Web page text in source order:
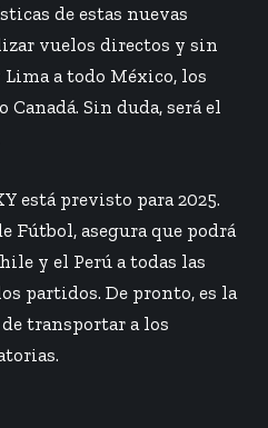
de estas nuevas
vuelos directos y sin
Lima a todo México, los
Sin duda, será el
está previsto para 2025.
Fútbol, asegura que podrá
y el Perú a todas las
partidos. De pronto, es la
transportar a los